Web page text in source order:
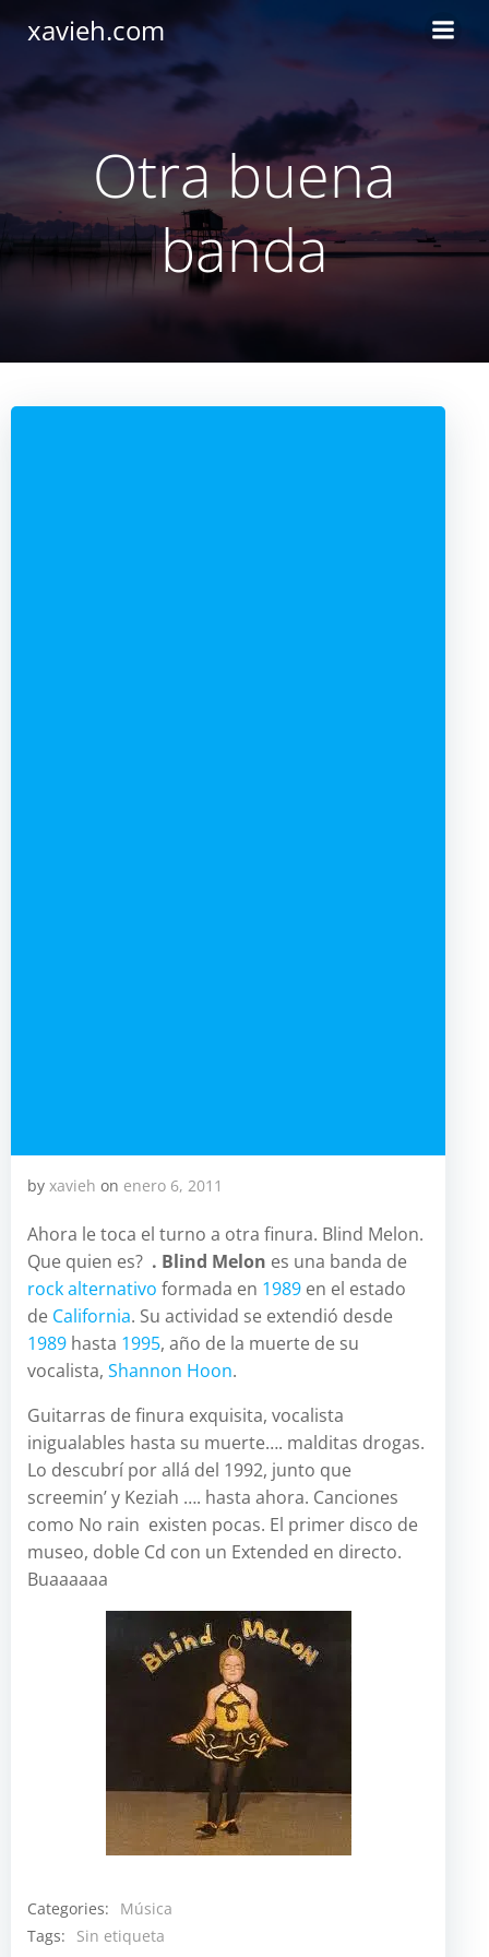
xavieh.com
Otra buena
banda
by xavieh on enero 6, 2011
Ahora le toca el turno a otra finura. Blind Melon.
Que quien es? . Blind Melon es una banda de
rock alternativo formada en 1989 en el estado
de California. Su actividad se extendió desde
1989 hasta 1995, año de la muerte de su
vocalista, Shannon Hoon.
Guitarras de finura exquisita, vocalista
inigualables hasta su muerte…. malditas drogas.
Lo descubrí por allá del 1992, junto que
screemin’ y Keziah …. hasta ahora. Canciones
como No rain existen pocas. El primer disco de
museo, doble Cd con un Extended en directo.
Buaaaaaa
Categories:
Música
Tags:
Sin etiqueta